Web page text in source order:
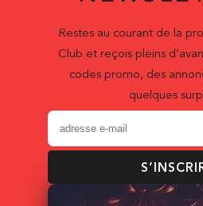
Restes au courant de la
Club et reçois pleins
codes promo, des
quelques